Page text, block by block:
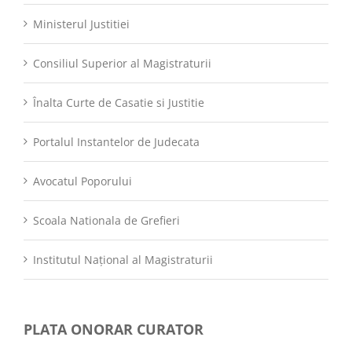
Ministerul Justitiei
Consiliul Superior al Magistraturii
Înalta Curte de Casatie si Justitie
Portalul Instantelor de Judecata
Avocatul Poporului
Scoala Nationala de Grefieri
Institutul Național al Magistraturii
PLATA ONORAR CURATOR